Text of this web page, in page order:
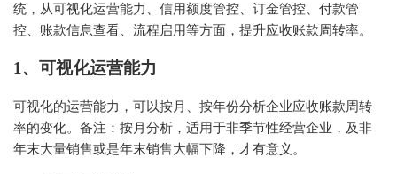
统，从可视化运营能力、信用额度管控、订金管控、付款管
控、账款信息查看、流程启用等方面，提升应收账款周转率。
1、可视化运营能力
可视化的运营能力，可以按月、按年份分析企业应收账款周转
率的变化。备注：按月分析，适用于非季节性经营企业，及非
年末大量销售或是年末销售大幅下降，才有意义。